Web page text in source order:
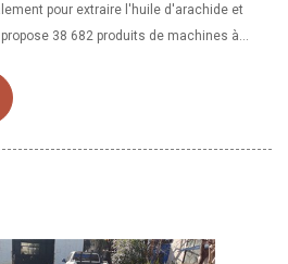
pour extraire l'huile d'arachide et
38 682 produits de machines à
équipements de séparation et 1 %
de machine. Une large gamme d'options